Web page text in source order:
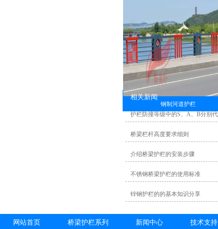
钢制河道护栏
相关新闻
护栏防撞等级中的S、A、B分别
桥梁栏杆高度要求细则
介绍桥梁护栏的安装步骤
不锈钢桥梁护栏的使用标准
锌钢护栏的的基本知识分享
网站首页 桥梁护栏系列 新闻中心 技术支持